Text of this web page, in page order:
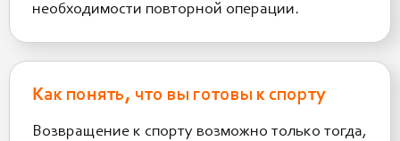
необходимости повторной операции.
Как понять, что вы готовы к спорту
Возвращение к спорту возможно только тогда,